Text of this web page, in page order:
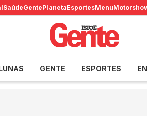
SaúdeGentePlanetaEsportesMenu
GENTE ESPORTES